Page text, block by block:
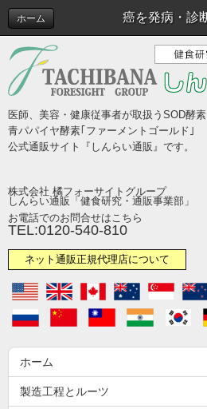
ホーム
医師、美容・健康従事者が取扱うSOD酵素
青パパイヤ酵素｢ファーメントゴールド｣
公式通販サイト『しんらい通販』です。
株式会社 橘フォーサイトグループ
しんらい通販「健食研究・通販事業部」
お電話でのお問合せはこちら
TEL:0120-540-810
ネット通販正規代理店について
ホーム
製造工程とルーツ